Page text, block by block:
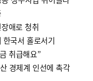
애로 청취
국서 홀로서기
취급해요”
경제계 인선에 촉각